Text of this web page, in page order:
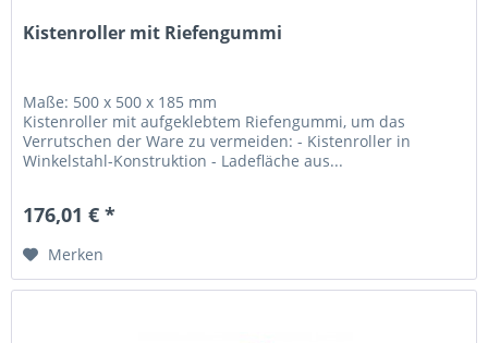
Kistenroller mit Riefengummi
Maße: 500 x 500 x 185 mm
Kistenroller mit aufgeklebtem Riefengummi, um das
Verrutschen der Ware zu vermeiden: - Kistenroller in
Winkelstahl-Konstruktion - Ladefläche aus...
176,01 € *
Merken